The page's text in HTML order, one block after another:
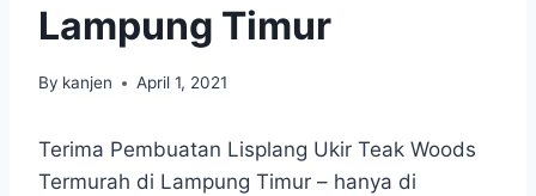
Lampung Timur
By kanjen April 1, 2021
Terima Pembuatan Lisplang Ukir Teak Woods
Termurah di Lampung Timur – hanya di